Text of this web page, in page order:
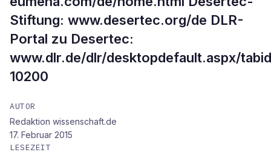
Stiftung: www.desertec.org/de DLR-
Portal zu Desertec:
www.dlr.de/dlr/desktopdefault.aspx/
10200
AUTOR
Redaktion wissenschaft.de
17. Februar 2015
LESEZEIT